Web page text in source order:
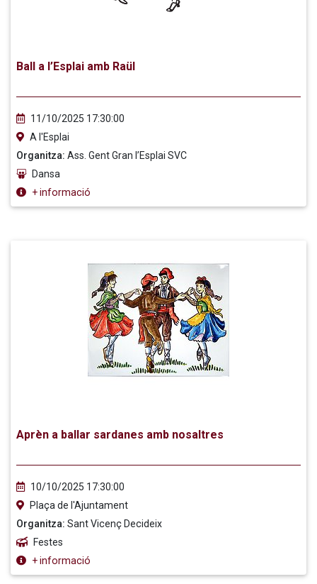
Ball a l’Esplai amb Raül
11/10/2025 17:30:00
A l'Esplai
Organitza: Ass. Gent Gran l’Esplai SVC
Dansa
+ informació
Aprèn a ballar sardanes amb nosaltres
10/10/2025 17:30:00
Plaça de l'Ajuntament
Organitza: Sant Vicenç Decideix
Festes
+ informació